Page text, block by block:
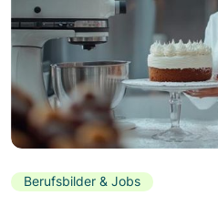
Berufsbilder & Jobs